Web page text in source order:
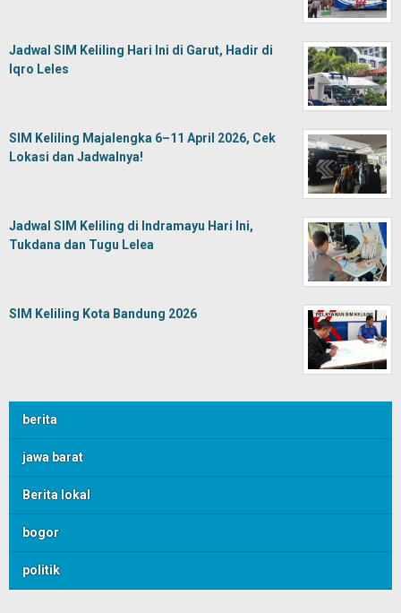
Jadwal SIM Keliling Hari Ini di Garut, Hadir di
Iqro Leles
SIM Keliling Majalengka 6–11 April 2026, Cek
Lokasi dan Jadwalnya!
Jadwal SIM Keliling di Indramayu Hari Ini,
Tukdana dan Tugu Lelea
SIM Keliling Kota Bandung 2026
berita
jawa barat
Berita lokal
bogor
politik